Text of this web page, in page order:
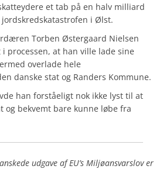
et tab på en halv milliard
i Ølst.
Torben Østergaard Nielsen
processen, at han ville lade sine
overlade hele
danske stat og Randers Kommune.
han forståeligt nok ikke lyst til at
og bekvemt bare kunne løbe fra
udgave af EU’s Miljøansvarslov er